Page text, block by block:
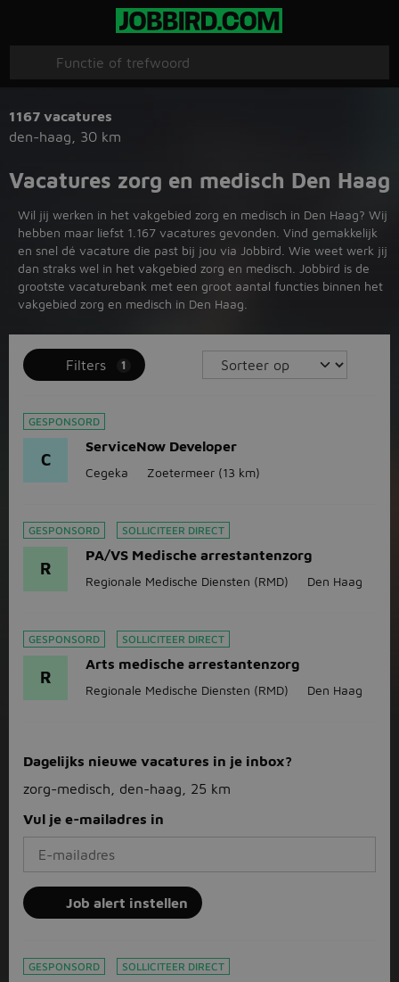
1167 vacatures
den-haag
30 km
Vacatures zorg en medisch Den Haag
Wil jij werken in het vakgebied zorg en medisch in Den Haag? Wij
hebben maar liefst 1.167 vacatures gevonden. Vind gemakkelijk
en snel dé vacature die past bij jou via Jobbird. Wie weet werk jij
dan straks wel in het vakgebied zorg en medisch. Jobbird is de
grootste vacaturebank met een groot aantal functies binnen het
vakgebied zorg en medisch in Den Haag.
Filters 1
GESPONSORD
C
ServiceNow Developer
Cegeka Zoetermeer (13 km)
GESPONSORD SOLLICITEER DIRECT
R
PA/VS Medische arrestantenzorg
Regionale Medische Diensten (RMD) Den Haag
GESPONSORD SOLLICITEER DIRECT
R
Arts medische arrestantenzorg
Regionale Medische Diensten (RMD) Den Haag
Dagelijks nieuwe vacatures in je inbox?
zorg-medisch, den-haag, 25 km
Vul je e-mailadres in
Job alert instellen
GESPONSORD SOLLICITEER DIRECT